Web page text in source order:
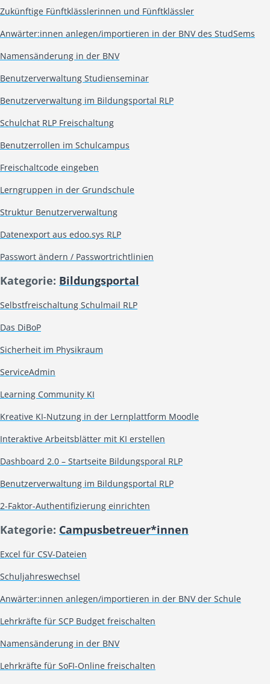
Zukünftige Fünftklässlerinnen und Fünftklässler
Anwärter:innen anlegen/importieren in der BNV des StudSems
Namensänderung in der BNV
Benutzerverwaltung Studienseminar
Benutzerverwaltung im Bildungsportal RLP
Schulchat RLP Freischaltung
Benutzerrollen im Schulcampus
Freischaltcode eingeben
Lerngruppen in der Grundschule
Struktur Benutzerverwaltung
Datenexport aus edoo.sys RLP
Passwort ändern / Passwortrichtlinien
Kategorie: Bildungsportal
Selbstfreischaltung Schulmail RLP
Das DiBoP
Sicherheit im Physikraum
ServiceAdmin
Learning Community KI
Kreative KI-Nutzung in der Lernplattform Moodle
Interaktive Arbeitsblätter mit KI erstellen
Dashboard 2.0 – Startseite Bildungsporal RLP
Benutzerverwaltung im Bildungsportal RLP
2-Faktor-Authentifizierung einrichten
Kategorie: Campusbetreuer*innen
Excel für CSV-Dateien
Schuljahreswechsel
Anwärter:innen anlegen/importieren in der BNV der Schule
Lehrkräfte für SCP Budget freischalten
Namensänderung in der BNV
Lehrkräfte für SoFI-Online freischalten